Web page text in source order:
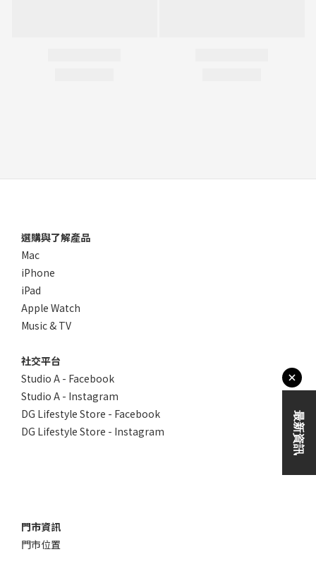
選購與了解產品
Mac
iPhone
iPad
Apple Watch
Music & TV
社交平台
Studio A - Facebook
Studio A - Instagram
DG Lifestyle Store - Facebook
DG Lifestyle Store - Instagram
門市資訊
門市位置